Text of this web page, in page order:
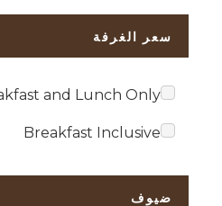
سعر الغرفة
and Lunch Only
Breakfast Inclusive
ضيوف